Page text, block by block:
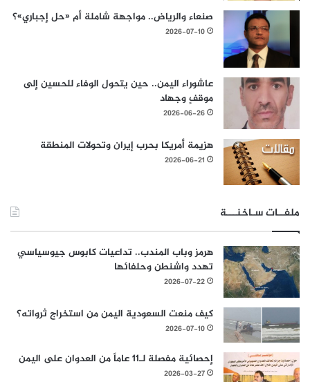
صنعاء والرياض.. مواجهة شاملة أم «حل إجباري»؟
2026-07-10
عاشوراء اليمن.. حين يتحول الوفاء للحسين إلى
موقفٍ وجهاد
2026-06-26
هزيمة أمريكا بحرب إيران وتحولات المنطقة
2026-06-21
ملفــات سـاخنـــة
هرمز وباب المندب.. تداعيات كابوس جيوسياسي
تهدد واشنطن وحلفائها
2026-07-22
كيف منعت السعودية اليمن من استخراج ثرواته؟
2026-07-10
إحصائية مفصلة لـ11 عاماً من العدوان على اليمن
2026-03-27